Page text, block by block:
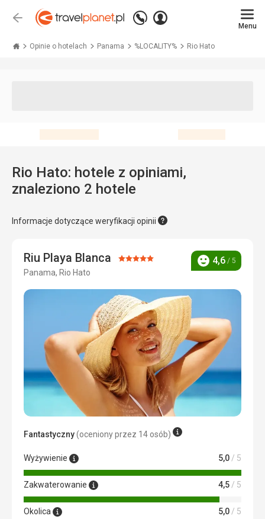
Wstecz
Zadzwoń
+48 71 771 76 55
Zaloguj
Menu
Opinie o hotelach Panama %LOCALITY% Rio Hato
Rio Hato: hotele z opiniami,
znaleziono 2 hotele
Informacje dotyczące weryfikacji opinii
Riu Playa Blanca Ocena:
Panama, Rio Hato
Ocena
4,6 / 5
Fantastyczny(oceniony przez 14 osób)
Wyżywienie 5,0 / 5
Zakwaterowanie 4,5 / 5
Okolica 5,0 / 5